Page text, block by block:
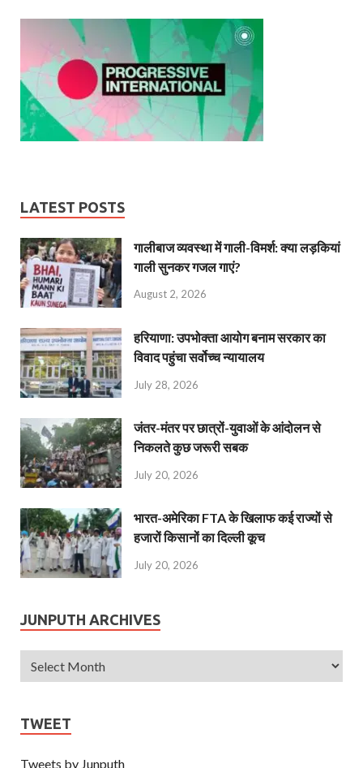
LATEST POSTS
गालीबाज व्‍यवस्‍था में गाली-विमर्श: क्या लड़कियां
गाली सुनकर गजल गाएं?
August 2, 2026
हरियाणा: उपभोक्ता आयोग बनाम सरकार का
विवाद पहुंचा सर्वोच्च न्यायालय
July 28, 2026
जंतर-मंतर पर छात्रों-युवाओं के आंदोलन से
निकलते कुछ जरूरी सबक
July 20, 2026
भारत-अमेरिका FTA के खिलाफ कई राज्यों से
हजारों किसानों का दिल्ली कूच
July 20, 2026
JUNPUTH ARCHIVES
TWEET
Tweets by Junputh